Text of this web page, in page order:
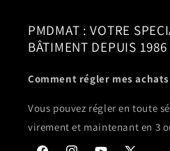
PMDMAT : VOTRE
BÂTIMENT DEPUIS 1986
Comment régler mes
Vous pouvez régler en toute
virement et maintenant en 3